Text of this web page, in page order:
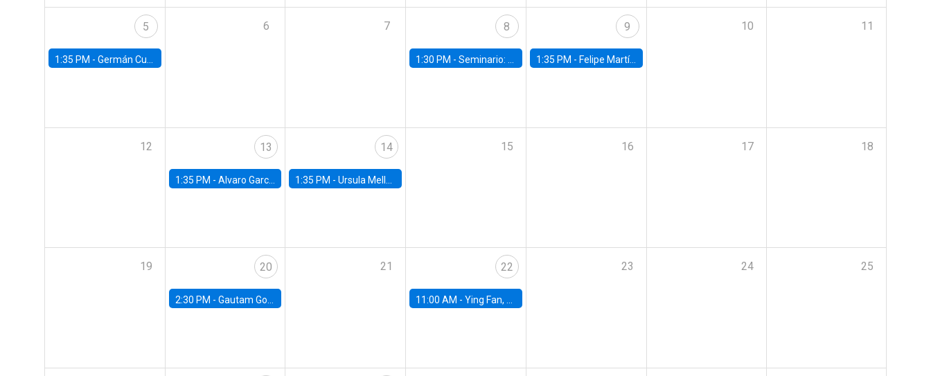
5
1:35 PM - Germán Cubas, University of Houston
6 7 8
1:30 PM -Seminario: “Recuperando la humanidad para progresar en la era de la IA»
9
1:35 PM - Felipe Martínez, alumno Doctorado en Economía UC
10 11
12 13
1:35 PM - Alvaro Garcia-Marin, Universidad de Los Andes
14
1:35 PM -Ursula Mello, Insper - Institute of Education and Research
15 16 17 18
19 20
2:30 PM - Gautam Gowrisankaran, Columbia University
21 22
11:00 AM -Ying Fan, University of Michigan
23 24 25